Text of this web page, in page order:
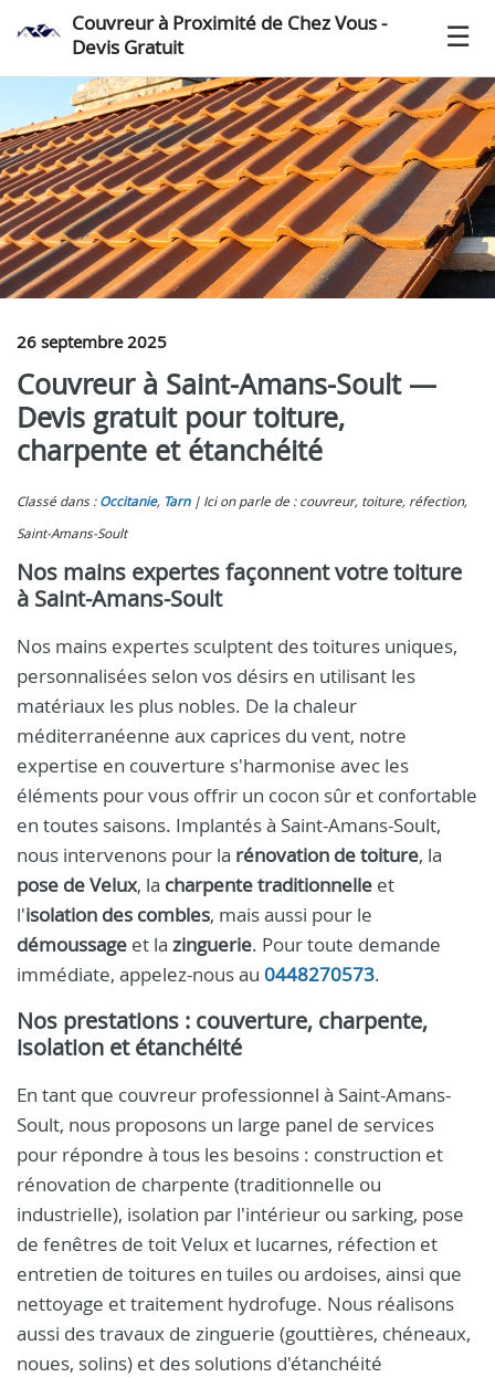
Couvreur à Proximité de Chez Vous -
Devis Gratuit
26 septembre 2025
Couvreur à Saint-Amans-Soult —
Devis gratuit pour toiture,
charpente et étanchéité
Classé dans : Occitanie, Tarn
Ici on parle de : couvreur, toiture, réfection,
Saint-Amans-Soult
Nos mains expertes façonnent votre toiture
à Saint-Amans-Soult
Nos mains expertes sculptent des toitures uniques,
personnalisées selon vos désirs en utilisant les
matériaux les plus nobles. De la chaleur
méditerranéenne aux caprices du vent, notre
expertise en couverture s'harmonise avec les
éléments pour vous offrir un cocon sûr et confortable
en toutes saisons. Implantés à Saint-Amans-Soult,
nous intervenons pour la rénovation de toiture, la
pose de Velux, la charpente traditionnelle et
l'isolation des combles, mais aussi pour le
démoussage et la zinguerie. Pour toute demande
immédiate, appelez-nous au 0448270573.
Nos prestations : couverture, charpente,
isolation et étanchéité
En tant que couvreur professionnel à Saint-Amans-
Soult, nous proposons un large panel de services
pour répondre à tous les besoins : construction et
rénovation de charpente (traditionnelle ou
industrielle), isolation par l'intérieur ou sarking, pose
de fenêtres de toit Velux et lucarnes, réfection et
entretien de toitures en tuiles ou ardoises, ainsi que
nettoyage et traitement hydrofuge. Nous réalisons
aussi des travaux de zinguerie (gouttières, chéneaux,
noues, solins) et des solutions d'étanchéité